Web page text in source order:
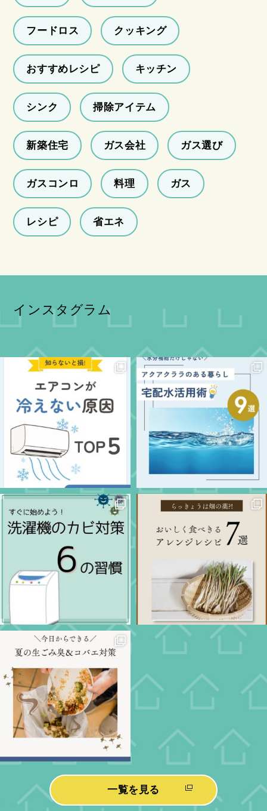
フードロス クッキング
おすすめレシピ キッチン
シンク 掃除アイテム
新築住宅 ガス会社 ガス選び
ガスコンロ 料理 ガス
レシピ 省エネ
インスタグラム
一覧を見る